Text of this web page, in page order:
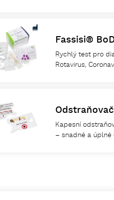
Fassisi®
Rychlý test pro
Rotavirus,
Kapesní
– snadné a